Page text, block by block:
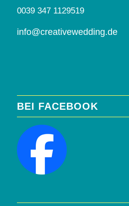
0039 347 1129519
info@creativewedding.de
BEI FACEBOOK